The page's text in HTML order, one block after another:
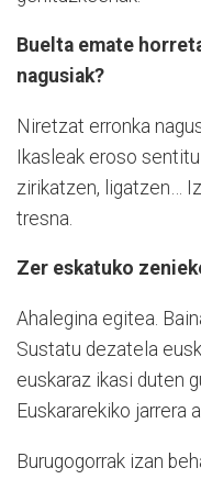
Buelta emate
nagusiak?
Niretzat erronka
Ikasleak eroso
zirikatzen, ligatzen…
tresna.
Zer eskatuko
Ahalegina egitea.
Sustatu dezatela
euskaraz ikasi duten
Euskararekiko jarrera
Burugogorrak izan